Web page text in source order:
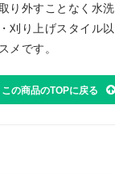
り外すことなく水
刈り上げスタイル
メです。
この商品のTOPに戻る